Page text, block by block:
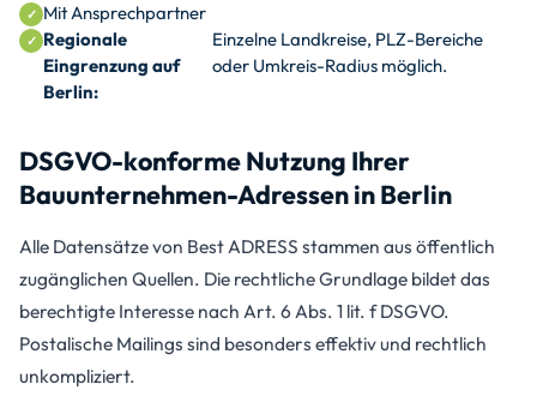
Mit Ansprechpartner
Regionale
Eingrenzung auf
Berlin:
Einzelne Landkreise, PLZ-Bereiche
oder Umkreis-Radius möglich.
DSGVO-konforme Nutzung Ihrer
Bauunternehmen-Adressen in Berlin
Alle Datensätze von Best ADRESS stammen aus öffentlich
zugänglichen Quellen. Die rechtliche Grundlage bildet das
berechtigte Interesse nach Art. 6 Abs. 1 lit. f DSGVO.
Postalische Mailings sind besonders effektiv und rechtlich
unkompliziert.